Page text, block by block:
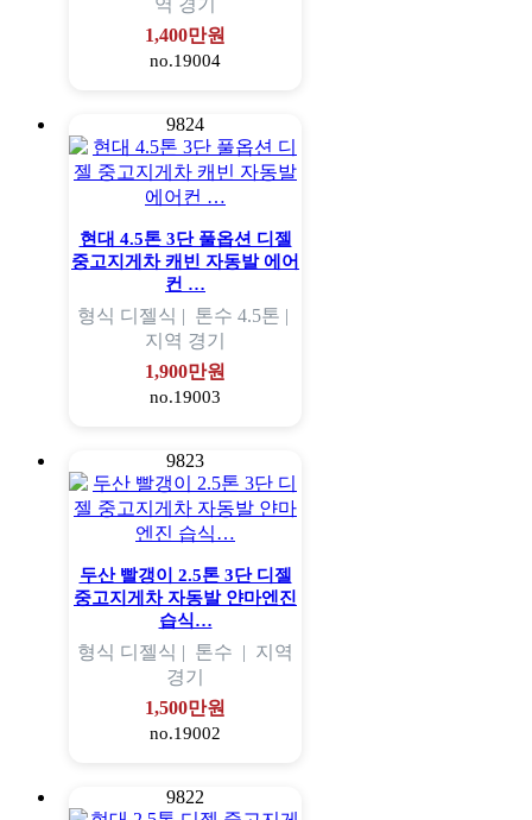
역 경기
1,400만원
no.19004
9824
현대 4.5톤 3단 풀옵션 디젤
중고지게차 캐빈 자동발 에어
컨 …
형식 디젤식 | 톤수 4.5톤 |
지역 경기
1,900만원
no.19003
9823
두산 빨갱이 2.5톤 3단 디젤
중고지게차 자동발 얀마엔진
습식…
형식 디젤식 | 톤수 | 지역
경기
1,500만원
no.19002
9822